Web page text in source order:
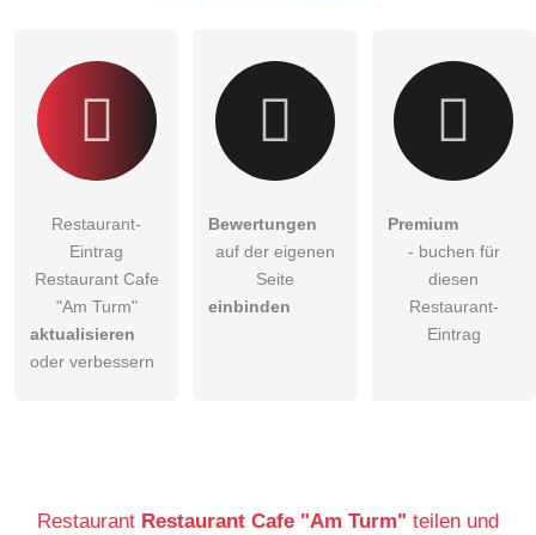
Restaurant-
Eintrag
Restaurant Cafe
"Am Turm"
aktualisieren
oder verbessern
Bewertungen
auf der eigenen
Seite
einbinden
Premium
- buchen für
diesen
Restaurant-
Eintrag
Restaurant Restaurant Cafe "Am Turm" teilen und